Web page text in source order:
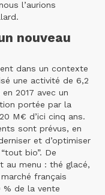
l’aurions
nouveau
dans un contexte
une activité de 6,2
2017 avec un
portée par la
M€ d’ici cinq ans.
sont prévus, en
et d’optimiser
bio”. De
au menu : thé glacé,
français
% de la vente